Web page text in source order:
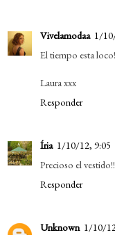
Vivelamodaa 1/
El tiempo esta
Laura xxx
Responder
Íria 1/10/12, 9:05
Precioso el
Responder
Unknown 1/10/